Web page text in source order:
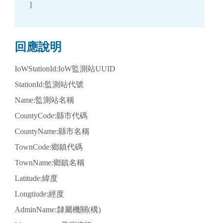
]
回應說明
IoWStationId:IoW監測站UUID
StationId:監測站代號
Name:監測站名稱
CountyCode:縣市代碼
CountyName:縣市名稱
TownCode:鄉鎮代碼
TownName:鄉鎮名稱
Latitude:緯度
Longtiude:經度
AdminName:隸屬機關(構)